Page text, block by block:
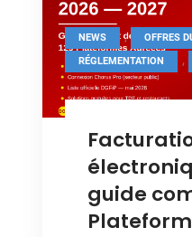
NEWS , OFFRES
RÉGLEMENTATION ,
guide